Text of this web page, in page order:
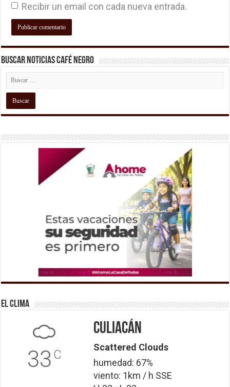
Recibir un email con cada nueva entrada.
Buscar Noticias Café Negro
El Clima
33 C
Culiacán
Scattered Clouds
humedad: 67%
viento: 1km / h SSE